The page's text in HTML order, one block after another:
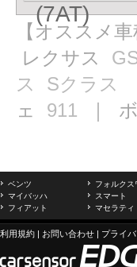
(7AT)
【オススメ
レクサス
ス
Sクラス
ェ 911 ｜
ベンツ フォルクス
マイバッハ
スマート
フィアット
マセラティ
利用規約 | お問い合わせ | プライ